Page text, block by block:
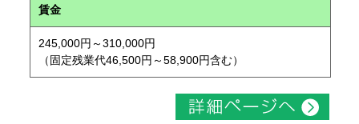
賃金
245,000円～310,000円
（固定残業代46,500円～58,900円含む）